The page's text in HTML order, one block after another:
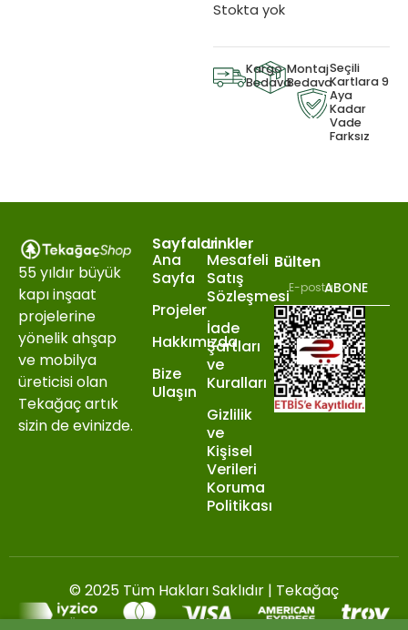
PCI-DSS Ödeme Güvenliği
7/24 Canlı Destek
Stokta yok
Kargo
Bedava
Montaj
Bedava
Seçili
Kartlara 9
Aya
Kadar
Vade
Farksız
55 yıldır büyük
kapı inşaat
projelerine
yönelik ahşap
ve mobilya
üreticisi olan
Tekağaç artık
sizin de evinizde.
Sayfalar
Ana
Sayfa
Projeler
Hakkımızda
Bize
Ulaşın
Linkler
Mesafeli
Satış
Sözleşmesi
İade
Şartları
ve
Kuralları
Gizlilik
ve
Kişisel
Verileri
Koruma
Politikası
Bülten
ABONE
© 2025 Tüm Hakları Saklıdır | Tekağaç